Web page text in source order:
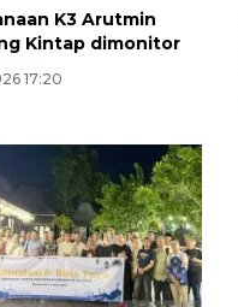
K3 Arutmin
Kintap dimonitor
17:20